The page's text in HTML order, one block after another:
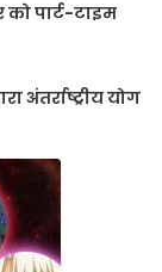
पार्ट-टाइम
योग